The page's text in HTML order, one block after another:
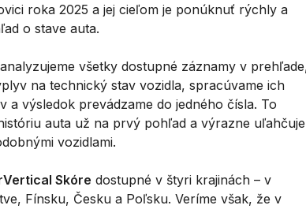
roka 2025 a jej cieľom je ponúknuť rýchly a
o stave auta.
všetky dostupné záznamy v
na technický stav vozidla, spracúvame ich
a výsledok prevádzame do jedného čísla. To
auta už na prvý pohľad a výrazne uľahčuje
vozidlami.
Skóre dostupné v štyri krajinách – v
Fínsku, Česku a Poľsku. Veríme však, že v